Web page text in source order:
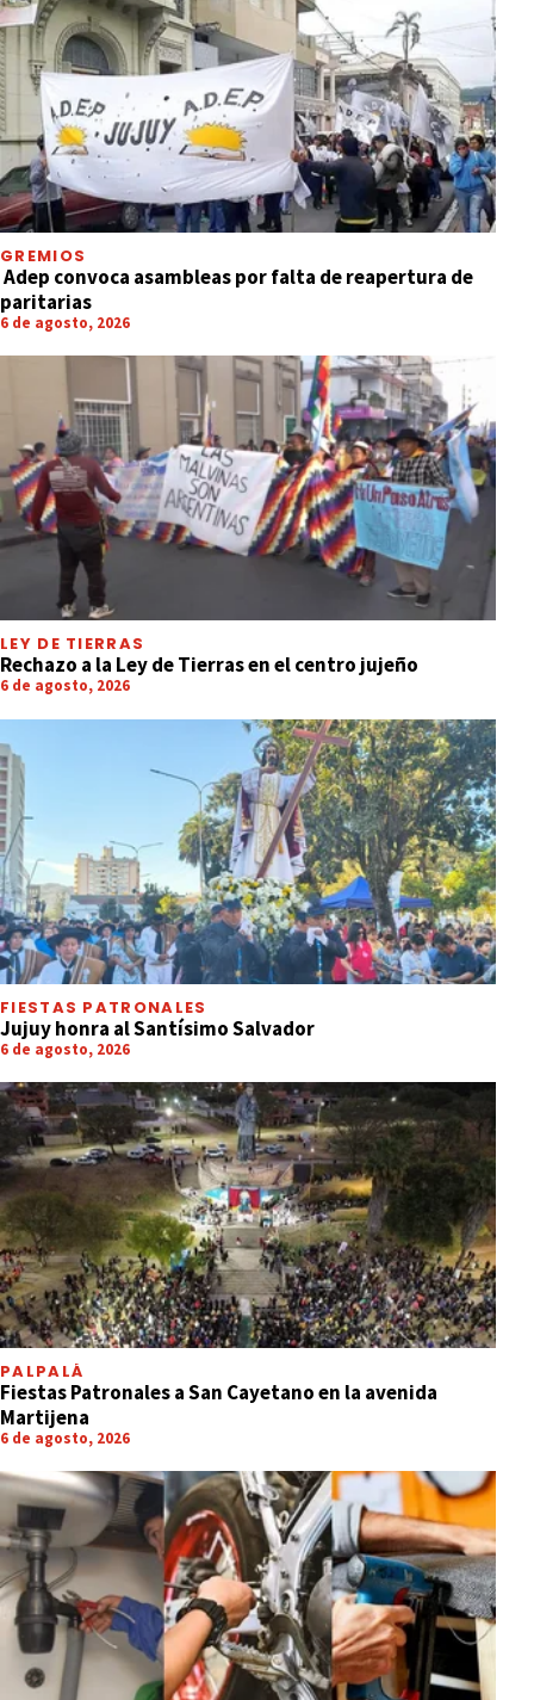
GREMIOS
Adep convoca asambleas por falta de reapertura de
paritarias
6 de agosto, 2026
LEY DE TIERRAS
Rechazo a la Ley de Tierras en el centro jujeño
6 de agosto, 2026
FIESTAS PATRONALES
Jujuy honra al Santísimo Salvador
6 de agosto, 2026
PALPALÁ
Fiestas Patronales a San Cayetano en la avenida
Martijena
6 de agosto, 2026